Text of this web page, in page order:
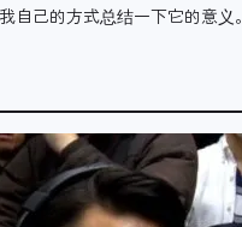
己的方式总结一下它的意义。